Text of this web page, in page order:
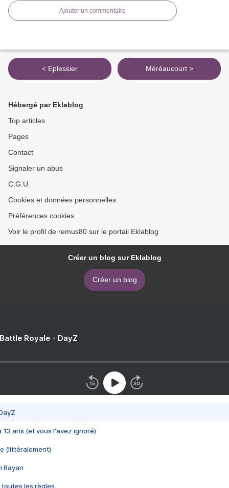
Ajouter un commentaire
< Eplessier Méréaucourt >
Hébergé par Eklablog
Top articles
Pages
Contact
Signaler un abus
C.G.U.
Cookies et données personnelles
Préférences cookies
Voir le profil de remus80 sur le portail Eklablog
Créer un blog sur Eklablog
Créer un blog
Royale - DayZ
13 ans (et vous l'avez ignoré)
(littéralement)
Rayan
toutes les règles